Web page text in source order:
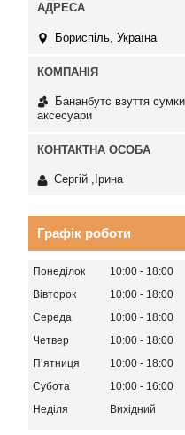
Бориспіль, Україна
Бананбутс взуття
аксесуари
Сергій ,Ірина
Графік роботи
Понеділок 10:00
18:00
Вівторок
10:00
18:00
Середа
10:00
18:00
Четвер
10:00
18:00
Пʼятниця
10:00
18:00
Субота
10:00
16:00
Неділя
Вихідний